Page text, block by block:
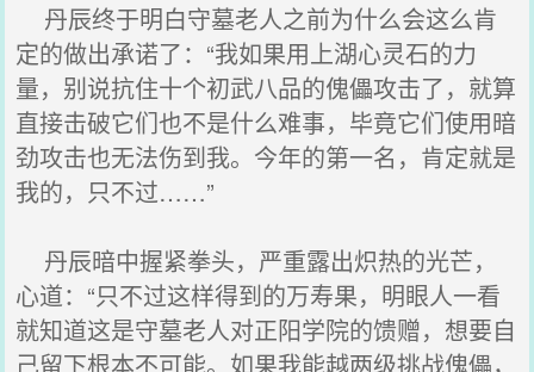
丹辰终于明白守墓老人之前为什么会这么肯
定的做出承诺了：“我如果用上湖心灵石的力
量，别说抗住十个初武八品的傀儡攻击了，就算
直接击破它们也不是什么难事，毕竟它们使用暗
劲攻击也无法伤到我。今年的第一名，肯定就是
我的，只不过……”
丹辰暗中握紧拳头，严重露出炽热的光芒，
心道：“只不过这样得到的万寿果，明眼人一看
就知道这是守墓老人对正阳学院的馈赠，想要自
己留下根本不可能。如果我能越两级挑战傀儡，